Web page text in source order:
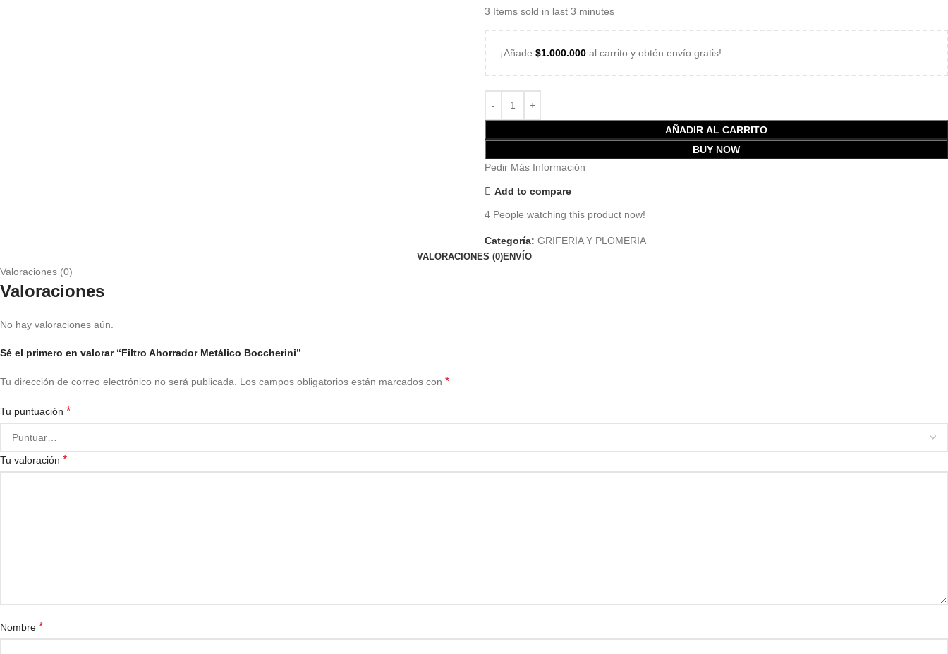
3 Items sold in last 3 minutes
¡Añade $1.000.000 al carrito y obtén envío gratis!
AÑADIR AL CARRITO
BUY NOW
Pedir Más Información
Add to compare
4 People watching this product now!
Categoría: GRIFERIA Y PLOMERIA
VALORACIONES (0)ENVÍO
Valoraciones (0)
Valoraciones
No hay valoraciones aún.
Sé el primero en valorar “Filtro Ahorrador Metálico Boccherini”
Tu dirección de correo electrónico no será publicada. Los campos obligatorios están marcados con *
Tu puntuación *
Tu valoración *
Nombre *